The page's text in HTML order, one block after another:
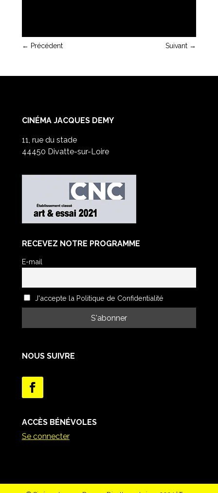
← Précédent Suivant →
CINÉMA JACQUES DEMY
11, rue du stade
44450 Divatte-sur-Loire
RECEVEZ NOTRE PROGRAMME
E-mail
J'accepte la Politique de Confidentialité
NOUS SUIVRE
ACCÈS BÉNÉVOLES
Se connecter